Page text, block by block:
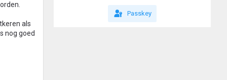
als
nog goed
Passkey